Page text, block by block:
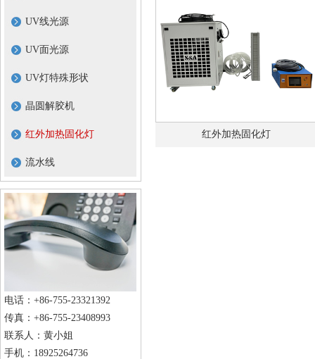
UV线光源
UV面光源
UV灯特殊形状
晶圆解胶机
红外加热固化灯
流水线
电话：+86-755-23321392
传真：+86-755-23408993
联系人：黄小姐
手机：18925264736
红外加热固化灯